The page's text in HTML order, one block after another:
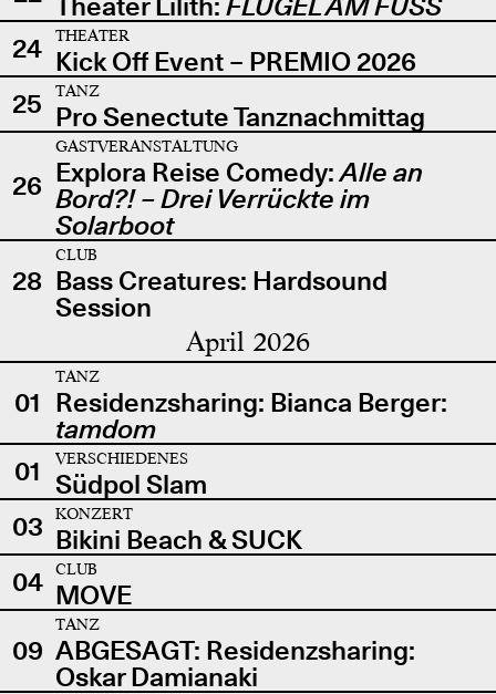
24
THEATER
Kick Off Event – PREMIO 2026
25
TANZ
Pro Senectute Tanznachmittag
26
GASTVERANSTALTUNG
Explora Reise Comedy:Alle an
Bord?! – Drei Verrückte im
Solarboot
28
CLUB
Bass Creatures: Hardsound
Session
April 2026
01
TANZ
Residenzsharing: Bianca Berger:
tamdom
01
VERSCHIEDENES
Südpol Slam
03
KONZERT
Bikini Beach & SUCK
04
CLUB
MOVE
09
TANZ
ABGESAGT: Residenzsharing:
Oskar Damianaki